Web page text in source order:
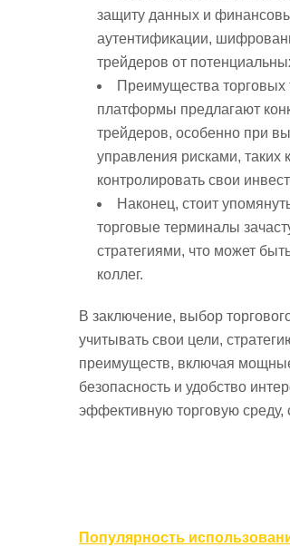
защиту данных и
аутентификации,
трейдеров от
Преимущества
платформы предлагают
трейдеров, особенно при
управления рисками,
контролировать свои
Наконец, стоит
торговые терминалы
стратегиями, что может
коллег.
В заключение, выбор
учитывать свои цели,
преимуществ, включая
безопасность и удобство
эффективную торговую
Навигация
Популярность